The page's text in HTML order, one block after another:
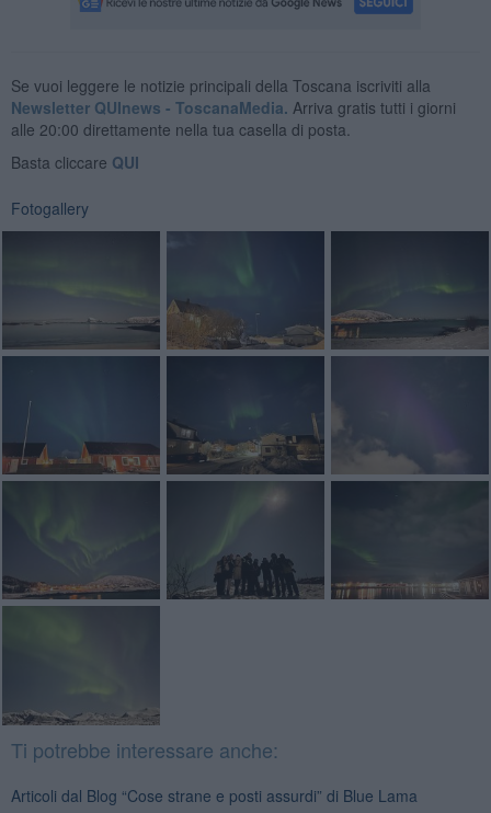
Se vuoi leggere le notizie principali della Toscana iscriviti alla
Newsletter QUInews - ToscanaMedia. Arriva gratis tutti i giorni
alle 20:00 direttamente nella tua casella di posta.
Basta cliccare QUI
Fotogallery
Ti potrebbe interessare anche:
Articoli dal Blog “Cose strane e posti assurdi” di Blue Lama